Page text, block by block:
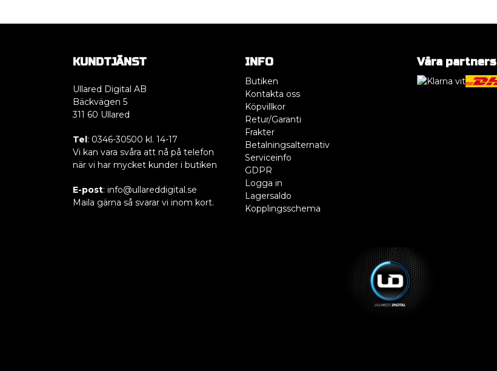
KUNDTJÄNST
Ullared Digital AB
Bäckvägen 5
311 60 Ullared
Tel: 0346-30500 kl. 14-17
Vi kan vara svåra att nå på telefon
när vi har mycket kunder i butiken
E-post: info@ullareddigital.se
Maila gärna så svarar vi inom kort.
INFO
Butiken
Kontakta oss
Köpvillkor
Retur/Garanti
Frakter
Betalningsalternativ
Serviceinfo
GDPR
Logga in
Lagersaldo
Kopplingsschema
Våra partners